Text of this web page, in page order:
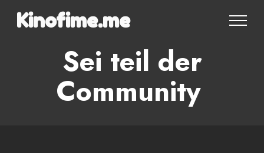
Kinofime.me
Sei teil der
Community